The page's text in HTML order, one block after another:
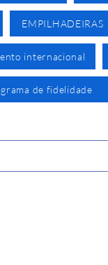
EMPILHADEIRAS
internacional
de fidelidade